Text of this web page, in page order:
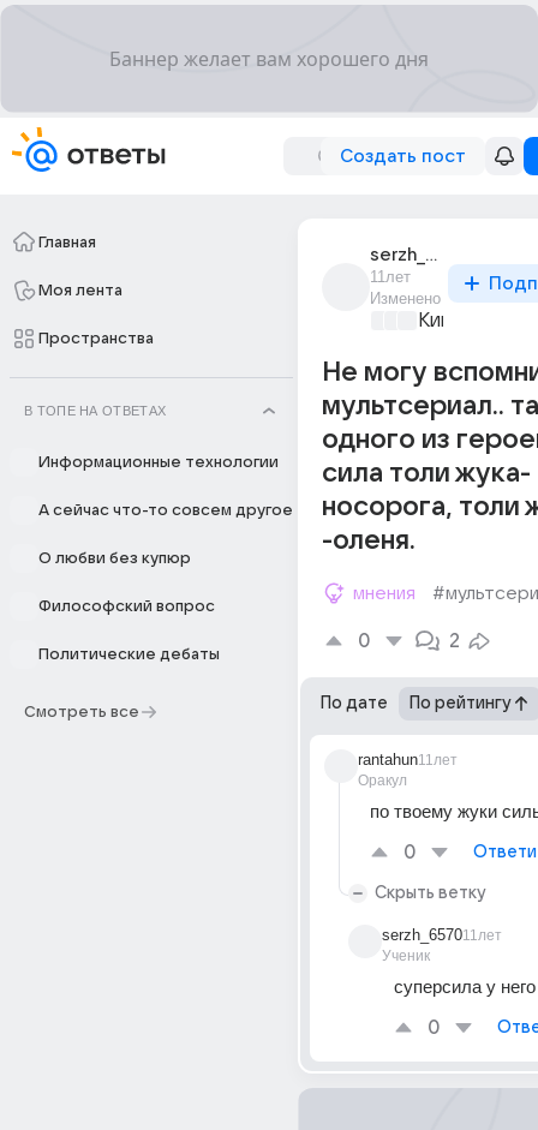
Создать пост
Главная
Моя лента
Пространства
В ТОПЕ НА ОТВЕТАХ
Информационные технологии
А сейчас что-то совсем другое
О любви без купюр
Философский вопрос
Политические дебаты
Смотреть все
serzh_6570
11лет
Изменено
Киномания
Не могу
мультсериал..
одного из
сила толи жука-
носорога, толи
-оленя.
мнения
0 2
По дате По рейтингу
rantahun
Оракул
11лет
по твоему жуки
0
Скрыть ветку
serzh_6570
Ученик
11лет
суперсила у
0